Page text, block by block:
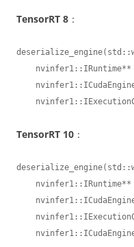
TensorRT 8 ：
TensorRT 10 ：